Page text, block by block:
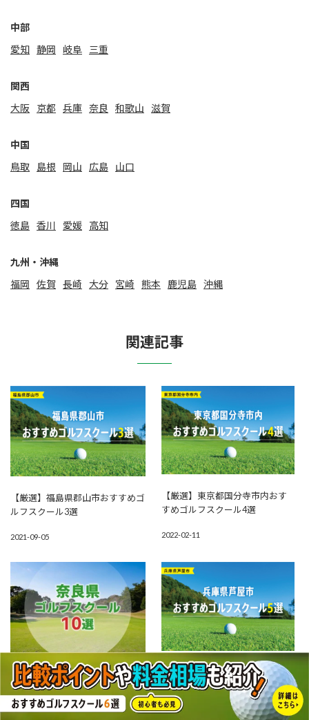
中部
愛知 静岡 岐阜 三重
関⻄
大阪
京都 兵庫 奈良 和歌山 滋賀
中国
鳥取
島根 岡山 広島 山口
四国
徳島 香川 愛媛 高知
九州・沖縄
福岡
佐賀 ⻑崎 大分 宮崎 熊本 鹿児島 沖縄
関連記事
【厳選】福島県郡山市おすすめゴ
ルフスクール3選
2021-09-05
【厳選】東京都国分寺市内おす
すめゴルフスクール4選
2022-02-11
【厳選10選】奈良県にあるおすす
めゴルフスクール一覧
2020-05-04
【厳選】兵庫県芦屋市おすすめ
ゴルフスクール5選
2021-03-26